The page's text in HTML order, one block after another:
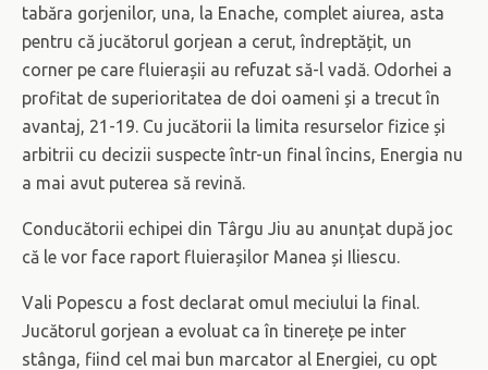
tabăra gorjenilor, una, la Enache, complet aiurea, asta
pentru că jucătorul gorjean a cerut, îndreptățit, un
corner pe care fluierașii au refuzat să-l vadă. Odorhei a
profitat de superioritatea de doi oameni și a trecut în
avantaj, 21-19. Cu jucătorii la limita resurselor fizice și
arbitrii cu decizii suspecte într-un final încins, Energia nu
a mai avut puterea să revină.
Conducătorii echipei din Târgu Jiu au anunțat după joc
că le vor face raport fluierașilor Manea și Iliescu.
Vali Popescu a fost declarat omul meciului la final.
Jucătorul gorjean a evoluat ca în tinerețe pe inter
stânga, fiind cel mai bun marcator al Energiei, cu opt